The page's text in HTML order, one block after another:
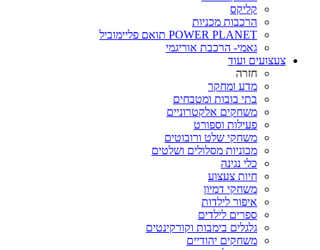
קליקס
הרכבות מכניות
POWER PLANET תואם פליימוביל
גאמי- הרכבת אוריגמי
צעצועים ועוד
חזרה
מדע ומחקר
בתי בובות ומטבחים
משחקים אלקטרוניים
פעילות וספורט
משחקי שלט ורובוטים
מכוניות מסלולים ושלטים
כלי נגינה
חיות צעצוע
משחקי דמיון
איפור לילדות
ספרים לילדים
גלגלים בימבות וקורקינטים
משחקים יהודיים